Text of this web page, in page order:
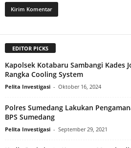
EDITOR PICKS
Kapolsek Kotabaru Sambangi Kades
Rangka Cooling System
Pelita Investigasi - Oktober 16, 2024
Polres Sumedang Lakukan
BPS Sumedang
Pelita Investigasi - September 29, 2021